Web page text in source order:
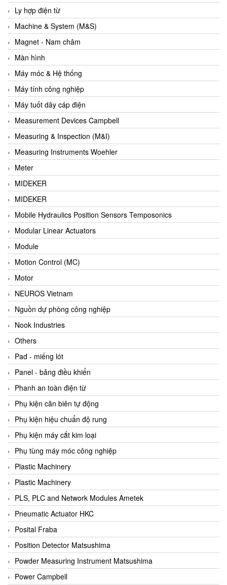
Babcok wilcox
Baelz Automatic Vietnam
Bahr Modultechnik Vietnam
Balluff
BamBo Vietnam
Barel Vietnam
Barksdale
Bartec
Basco
Baumer
Baumuller Vietnam
Baykee
BBC Bircher Smart Access
BCS ITALY
BEA SENSORS
Beacon Extender
Beckhoff
Bedook
Bei Sensor
Beijer
Beinlich-pumps
Beka
BEKO
Belimo
Benetech Vietnam
Bently Nevada
Bentone Vietnam
Bernstein Vietnam
Berthold
Bestech
Bestech
BETA
Bifold
Bihl+wiedemann
Bihl+wiedemann
Bilz
Binder Connector
Ly hợp điện từ
Machine & System (M&S)
Magnet - Nam châm
Màn hình
Máy móc & Hệ thống
Máy tính công nghiệp
Máy tuốt dây cáp điện
Measurement Devices Campbell
Measuring & Inspection (M&I)
Measuring Instruments Woehler
Meter
MIDEKER
MIDEKER
Mobile Hydraulics Position Sensors Temposonics
Modular Linear Actuators
Module
Motion Control (MC)
Motor
NEUROS Vietnam
Nguồn dự phòng công nghiệp
Nook Industries
Others
Pad - miếng lót
Panel - bảng điều khiển
Phanh an toàn điện từ
Phụ kiện căn biên tự động
Phụ kiện hiệu chuẩn độ rung
Phụ kiện máy cắt kim loại
Phụ tùng máy móc công nghiệp
Plastic Machinery
Plastic Machinery
PLS, PLC and Network Modules Ametek
Pneumatic Actuator HKC
Posital Fraba
Position Detector Matsushima
Powder Measuring Instrument Matsushima
Power Campbell